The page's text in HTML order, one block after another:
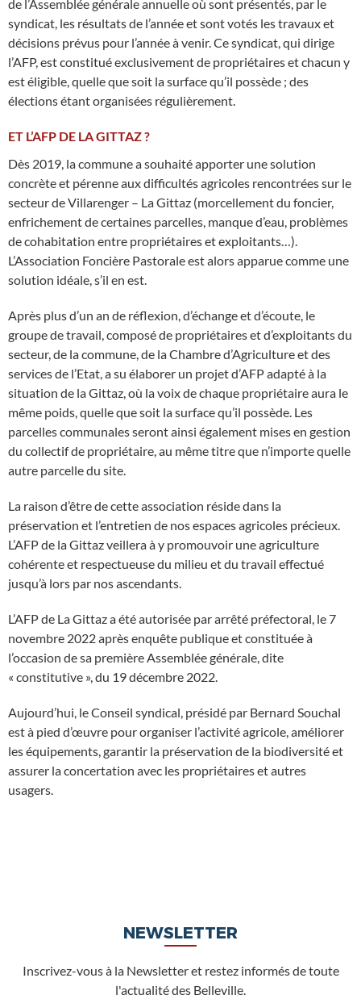
de l’Assemblée générale annuelle où sont présentés, par le
syndicat, les résultats de l’année et sont votés les travaux et
décisions prévus pour l’année à venir. Ce syndicat, qui dirige
l’AFP, est constitué exclusivement de propriétaires et chacun y
est éligible, quelle que soit la surface qu’il possède ; des
élections étant organisées régulièrement.
ET L’AFP DE LA GITTAZ ?
Dès 2019, la commune a souhaité apporter une solution
concrète et pérenne aux difficultés agricoles rencontrées sur le
secteur de Villarenger – La Gittaz (morcellement du foncier,
enfrichement de certaines parcelles, manque d’eau, problèmes
de cohabitation entre propriétaires et exploitants…).
L’Association Foncière Pastorale est alors apparue comme une
solution idéale, s’il en est.
Après plus d’un an de réflexion, d’échange et d’écoute, le
groupe de travail, composé de propriétaires et d’exploitants du
secteur, de la commune, de la Chambre d’Agriculture et des
services de l’Etat, a su élaborer un projet d’AFP adapté à la
situation de la Gittaz, où la voix de chaque propriétaire aura le
même poids, quelle que soit la surface qu’il possède. Les
parcelles communales seront ainsi également mises en gestion
du collectif de propriétaire, au même titre que n’importe quelle
autre parcelle du site.
La raison d’être de cette association réside dans la
préservation et l’entretien de nos espaces agricoles précieux.
L’AFP de la Gittaz veillera à y promouvoir une agriculture
cohérente et respectueuse du milieu et du travail effectué
jusqu’à lors par nos ascendants.
L’AFP de La Gittaz a été autorisée par arrêté préfectoral, le 7
novembre 2022 après enquête publique et constituée à
l’occasion de sa première Assemblée générale, dite
« constitutive », du 19 décembre 2022.
Aujourd’hui, le Conseil syndical, présidé par Bernard Souchal
est à pied d’œuvre pour organiser l’activité agricole, améliorer
les équipements, garantir la préservation de la biodiversité et
assurer la concertation avec les propriétaires et autres
usagers.
NEWSLETTER
Inscrivez-vous à la Newsletter et restez informés de toute
l'actualité des Belleville.